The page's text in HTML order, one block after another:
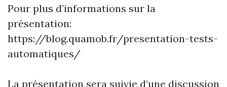
Pour plus d’informations sur la
présentation:
https://blog.quamob.fr/presentation-tests-
automatiques/
La présentation sera suivie d’une discussion